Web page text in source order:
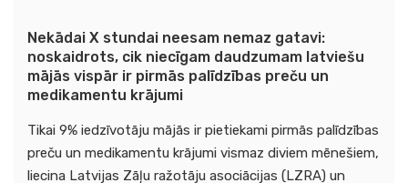
Nekādai X stundai neesam nemaz gatavi:
noskaidrots, cik niecīgam daudzumam latviešu
mājās vispār ir pirmās palīdzības preču un
medikamentu krājumi
Tikai 9% iedzīvotāju mājās ir pietiekami pirmās palīdzības
preču un medikamentu krājumi vismaz diviem mēnešiem,
liecina Latvijas Zāļu ražotāju asociācijas (LZRA) un